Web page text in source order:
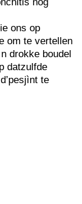
ons op
om te vertellen
drokke boudel
datzulfde
te